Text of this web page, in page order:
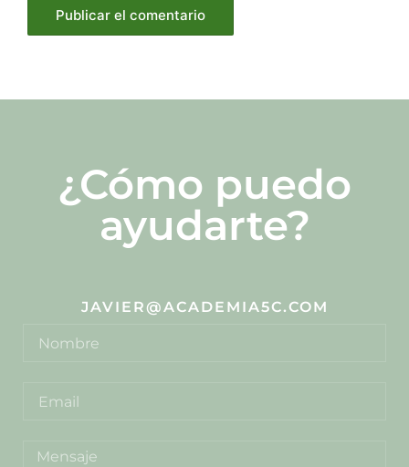
¿Cómo puedo
ayudarte?
JAVIER@ACADEMIA5C.COM